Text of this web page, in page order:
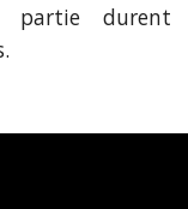
partie